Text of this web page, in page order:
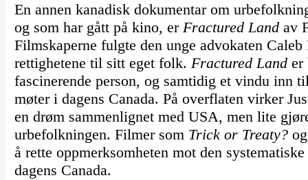
En annen kanadisk dokumentar om
og som har gått på kino, er Fractured Landav
Filmskaperne fulgte den unge advokaten
rettighetene til sitt eget folk. Fractured Lander
fascinerende person, og samtidig et vindu inn
møter i dagens Canada. På overflaten virker
en drøm sammenlignet med USA, men lite
urbefolkningen. Filmer som Trick or Treaty?
å rette oppmerksomheten mot den
dagens Canada.